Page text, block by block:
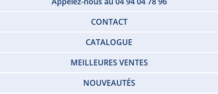
CONTACT
CATALOGUE
MEILLEURES VENTES
NOUVEAUTÉS